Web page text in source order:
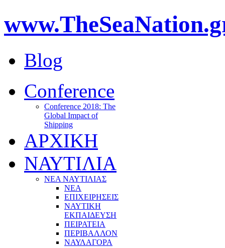
Blog
Conference
Conference 2018: The
Global Impact of
Shipping
ΑΡΧΙΚΗ
ΝΑΥΤΙΛΙΑ
ΝΕΑ ΝΑΥΤΙΛΙΑΣ
ΝΕΑ
ΕΠΙΧΕΙΡΗΣΕΙΣ
ΝΑΥΤΙΚΗ
ΕΚΠΑΙΔΕΥΣΗ
ΠΕΙΡΑΤΕΙΑ
ΠΕΡΙΒΑΛΛΟΝ
ΝΑΥΛΑΓΟΡΑ